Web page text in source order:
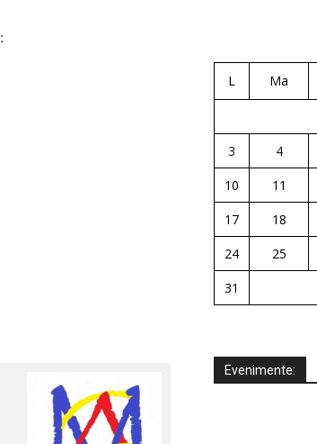
:
L Ma
3
4
10
11
17
18
24
25
31
Evenimente: